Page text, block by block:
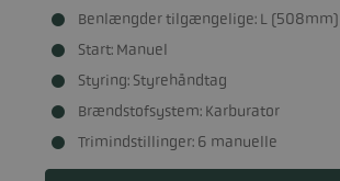
Benlængder tilgængelige: L (508mm)
Start: Manuel
Styring: Styrehåndtag
Brændstofsystem: Karburator
Trimindstillinger: 6 manuelle